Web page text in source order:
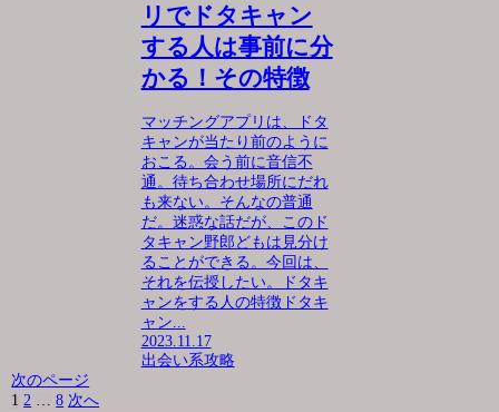
リでドタキャン
する人は事前に分
かる！その特徴
マッチングアプリは、ドタ
キャンが当たり前のように
おこる。会う前に音信不
通。待ち合わせ場所にだれ
も来ない。そんなの普通
だ。迷惑な話だが、このド
タキャン野郎どもは見分け
ることができる。今回は、
それを伝授したい。ドタキ
ャンをする人の特徴ドタキ
ャン...
2023.11.17
出会い系攻略
次のページ
1 2 … 8 次へ